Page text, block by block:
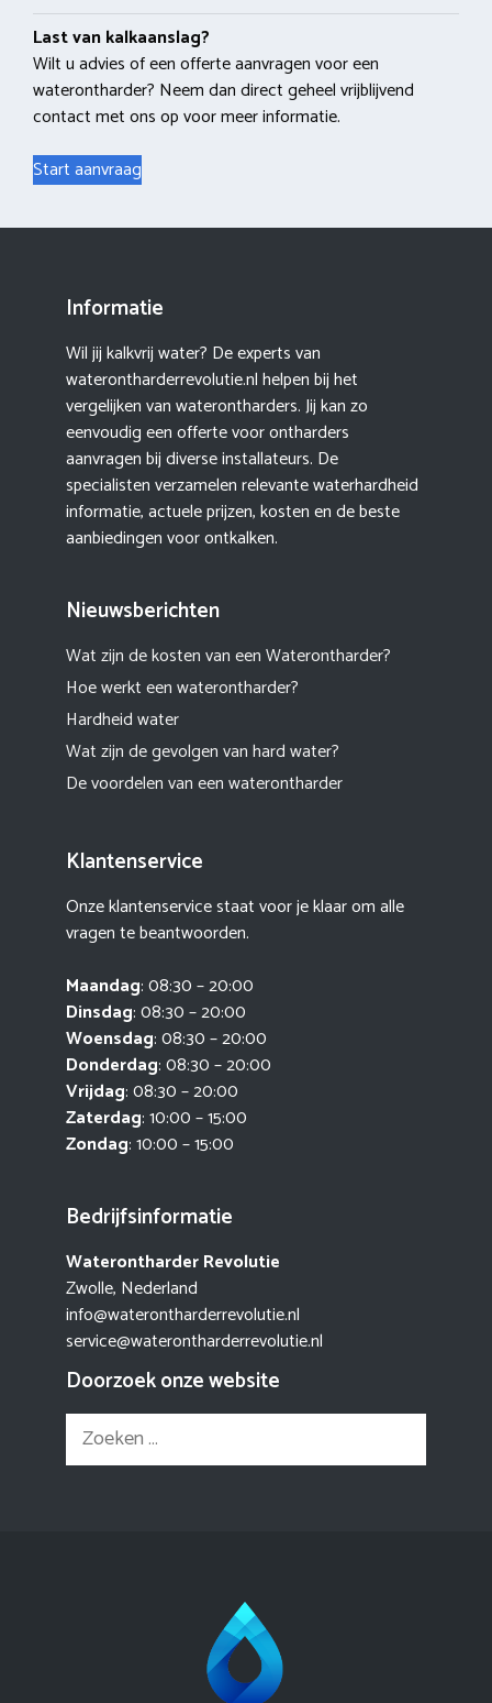
Last van kalkaanslag?
Wilt u advies of een offerte aanvragen voor een
waterontharder? Neem dan direct geheel vrijblijvend
contact met ons op voor meer informatie.
Start aanvraag
Informatie
Wil jij kalkvrij water? De experts van
waterontharderrevolutie.nl helpen bij het
vergelijken van waterontharders. Jij kan zo
eenvoudig een offerte voor ontharders
aanvragen bij diverse installateurs. De
specialisten verzamelen relevante waterhardheid
informatie, actuele prijzen, kosten en de beste
aanbiedingen voor ontkalken.
Nieuwsberichten
Wat zijn de kosten van een Waterontharder?
Hoe werkt een waterontharder?
Hardheid water
Wat zijn de gevolgen van hard water?
De voordelen van een waterontharder
Klantenservice
Onze klantenservice staat voor je klaar om alle
vragen te beantwoorden.
Maandag: 08:30 – 20:00
Dinsdag: 08:30 – 20:00
Woensdag: 08:30 – 20:00
Donderdag: 08:30 – 20:00
Vrijdag: 08:30 – 20:00
Zaterdag: 10:00 – 15:00
Zondag: 10:00 – 15:00
Bedrijfsinformatie
Waterontharder Revolutie
Zwolle, Nederland
info@waterontharderrevolutie.nl
service@waterontharderrevolutie.nl
Doorzoek onze website
Zoek
naar: